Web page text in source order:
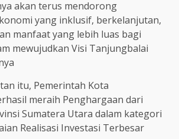
akan terus mendorong
yang inklusif, berkelanjutan,
manfaat yang lebih luas bagi
mewujudkan Visi Tanjungbalai
itu, Pemerintah Kota
meraih Penghargaan dari
Sumatera Utara dalam kategori
Realisasi Investasi Terbesar